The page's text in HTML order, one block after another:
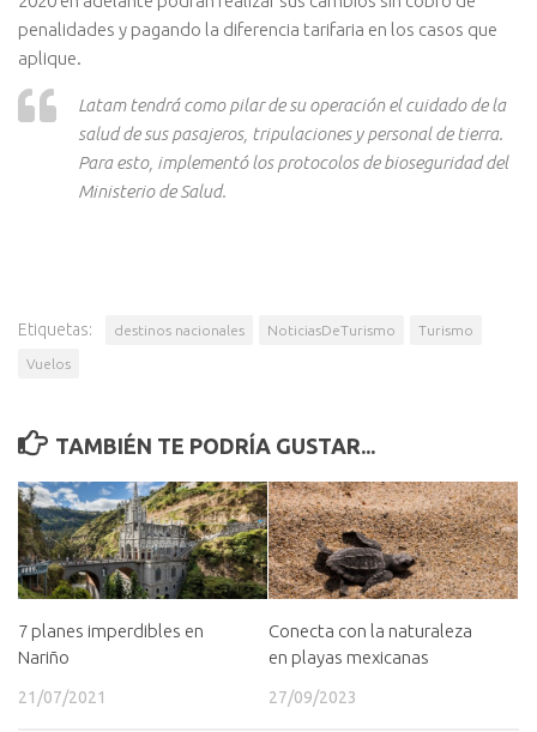
penalidades y pagando la diferencia tarifaria en los casos que
aplique.
Latam tendrá como pilar de su operación el cuidado de la
salud de sus pasajeros, tripulaciones y personal de tierra.
Para esto, implementó los protocolos de bioseguridad del
Ministerio de Salud.
Etiquetas: destinos nacionales NoticiasDeTurismo Turismo
Vuelos
TAMBIÉN TE PODRÍA GUSTAR...
7 planes imperdibles en
Nariño
21/07/2021
Conecta con la naturaleza
en playas mexicanas
27/09/2023